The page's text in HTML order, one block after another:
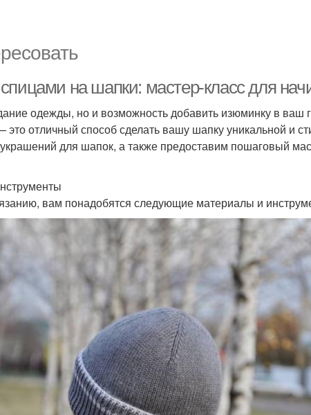
на шапки: мастер-класс для
одежды, но и возможность добавить изюминку в ваш
отличный способ сделать вашу шапку уникальной и
для шапок, а также предоставим пошаговый
вам понадобятся следующие материалы и